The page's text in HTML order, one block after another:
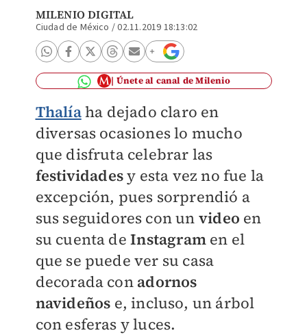
MILENIO DIGITAL
Ciudad de México /02.11.2019 18:13:02
Únete al canal de Milenio
Thalíaha dejado claro en
diversas ocasiones lo mucho
que disfruta celebrar las
festividadesy esta vez no fue la
excepción, pues sorprendió a
sus seguidores con un video en
su cuenta deInstagram en el
que se puede ver su casa
decorada con adornos
navideños e, incluso, un árbol
con esferas y luces.